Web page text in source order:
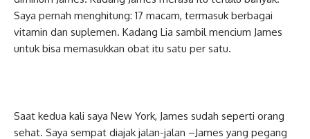
Saya pernah menghitung: 17 macam, termasuk berbagai
vitamin dan suplemen. Kadang Lia sambil mencium James
untuk bisa memasukkan obat itu satu per satu.
Saat kedua kali saya New York, James sudah seperti orang
sehat. Saya sempat diajak jalan-jalan –James yang pegang